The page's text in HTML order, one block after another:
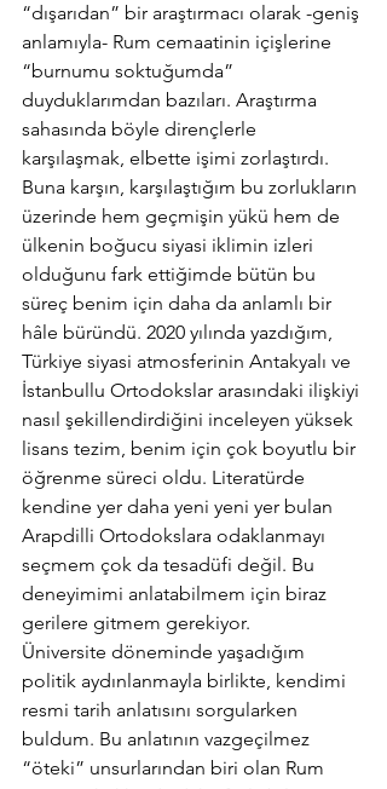
“dışarıdan” bir araştırmacı olarak -geniş
anlamıyla- Rum cemaatinin içişlerine
“burnumu soktuğumda”
duyduklarımdan bazıları. Araştırma
sahasında böyle dirençlerle
karşılaşmak, elbette işimi zorlaştırdı.
Buna karşın, karşılaştığım bu zorlukların
üzerinde hem geçmişin yükü hem de
ülkenin boğucu siyasi iklimin izleri
olduğunu fark ettiğimde bütün bu
süreç benim için daha da anlamlı bir
hâle büründü. 2020 yılında yazdığım,
Türkiye siyasi atmosferinin Antakyalı ve
İstanbullu Ortodokslar arasındaki ilişkiyi
nasıl şekillendirdiğini inceleyen yüksek
lisans tezim, benim için çok boyutlu bir
öğrenme süreci oldu. Literatürde
kendine yer daha yeni yeni yer bulan
Arapdilli Ortodokslara odaklanmayı
seçmem çok da tesadüfi değil. Bu
deneyimimi anlatabilmem için biraz
gerilere gitmem gerekiyor.
Üniversite döneminde yaşadığım
politik aydınlanmayla birlikte, kendimi
resmi tarih anlatısını sorgularken
buldum. Bu anlatının vazgeçilmez
“öteki” unsurlarından biri olan Rum